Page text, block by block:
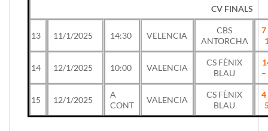
CV FINALS
13 11/1/2025 14:30 VELENCIA
CBS
ANTORCHA
7
14 12/1/2025 10:00 VALENCIA
CS FÈNIX
BLAU
–
15 12/1/2025
A
CONT
VALENCIA
CS FÈNIX
BLAU
4